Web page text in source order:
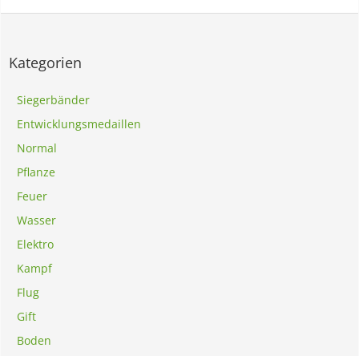
Kategorien
Siegerbänder
Entwicklungsmedaillen
Normal
Pflanze
Feuer
Wasser
Elektro
Kampf
Flug
Gift
Boden